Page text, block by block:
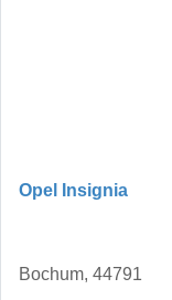
Opel Insignia
Bochum, 44791